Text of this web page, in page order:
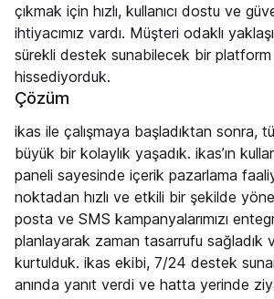
çıkmak için hızlı, kullanıcı dostu ve
ihtiyacımız vardı. Müşteri odaklı
sürekli destek sunabilecek bir
hissediyorduk.
Çözüm
ikas ile çalışmaya başladıktan sonra,
büyük bir kolaylık yaşadık. ikas’ın
paneli sayesinde içerik pazarlama
noktadan hızlı ve etkili bir şekilde
posta ve SMS kampanyalarımızı
planlayarak zaman tasarrufu sağladık
kurtulduk. ikas ekibi, 7/24 destek
anında yanıt verdi ve hatta yerinde